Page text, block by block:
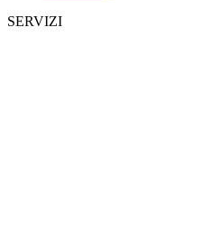
SERVIZI